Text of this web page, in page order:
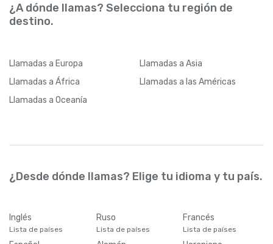
¿A dónde llamas? Selecciona tu región de
destino.
Llamadas a Europa Llamadas a Asia
Llamadas a África Llamadas a las Américas
Llamadas a Oceanía
¿Desde dónde llamas? Elige tu idioma y tu país.
Inglés
Lista de países
Ruso
Lista de países
Francés
Lista de países